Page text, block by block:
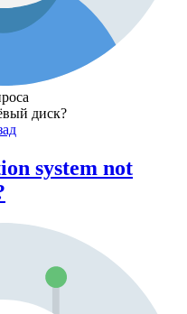
диск?
system not